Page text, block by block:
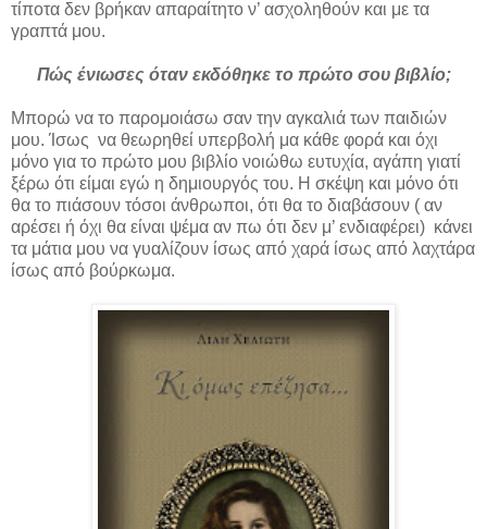
τίποτα δεν βρήκαν απαραίτητο ν’ ασχοληθούν και με τα
γραπτά μου.
Πώς ένιωσες όταν εκδόθηκε το πρώτο σου βιβλίο;
Μπορώ να το παρομοιάσω σαν την αγκαλιά των παιδιών
μου. Ίσως να θεωρηθεί υπερβολή μα κάθε φορά και όχι
μόνο για το πρώτο μου βιβλίο νοιώθω ευτυχία, αγάπη γιατί
ξέρω ότι είμαι εγώ η δημιουργός του. Η σκέψη και μόνο ότι
θα το πιάσουν τόσοι άνθρωποι, ότι θα το διαβάσουν ( αν
αρέσει ή όχι θα είναι ψέμα αν πω ότι δεν μ’ ενδιαφέρει) κάνει
τα μάτια μου να γυαλίζουν ίσως από χαρά ίσως από λαχτάρα
ίσως από βούρκωμα.